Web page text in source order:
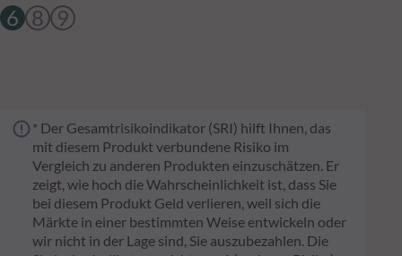
6 8 9
* Der Gesamtrisikoindikator (SRI) hilft Ihnen, das
mit diesem Produkt verbundene Risiko im
Vergleich zu anderen Produkten einzuschätzen. Er
zeigt, wie hoch die Wahrscheinlichkeit ist, dass Sie
bei diesem Produkt Geld verlieren, weil sich die
Märkte in einer bestimmten Weise entwickeln oder
wir nicht in der Lage sind, Sie auszubezahlen. Die